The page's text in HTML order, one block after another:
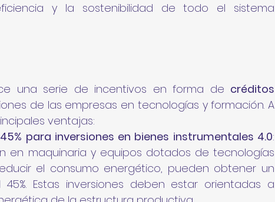
y la sostenibilidad de todo el sistema
una serie de incentivos en forma de créditos
de las empresas en tecnologías y formación. A
ventajas:
para inversiones en bienes instrumentales 4.0:
en maquinaria y equipos dotados de tecnologías
el consumo energético, pueden obtener un
Estas inversiones deben estar orientadas a